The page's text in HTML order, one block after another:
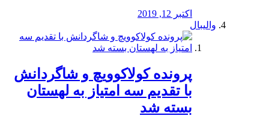
اکتبر 12, 2019
والیبال
پرونده کولاکوویچ و شاگردانش
با تقدیم سه امتیاز به لهستان
بسته شد